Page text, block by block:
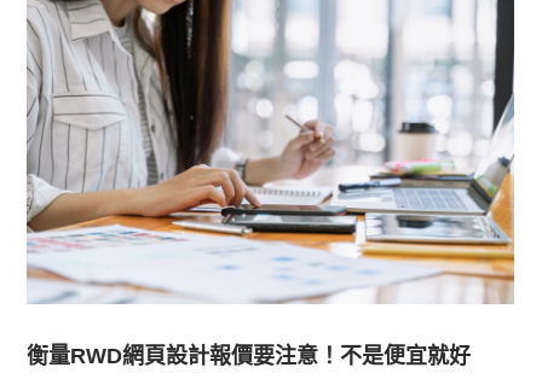
衡量RWD網頁設計報價要注意！不是便宜就好